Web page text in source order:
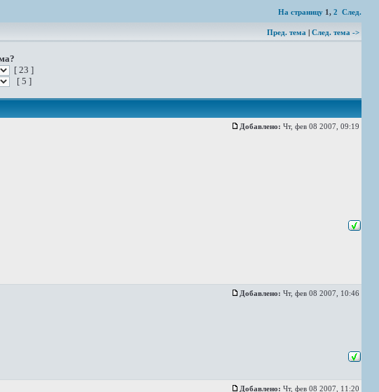
На страницу 1, 2 След.
Пред. тема | След. тема ->
[ 23 ]
[ 5 ]
Добавлено: Чт, фев 08 2007, 09:19
Добавлено: Чт, фев 08 2007, 10:46
Добавлено: Чт, фев 08 2007, 11:20